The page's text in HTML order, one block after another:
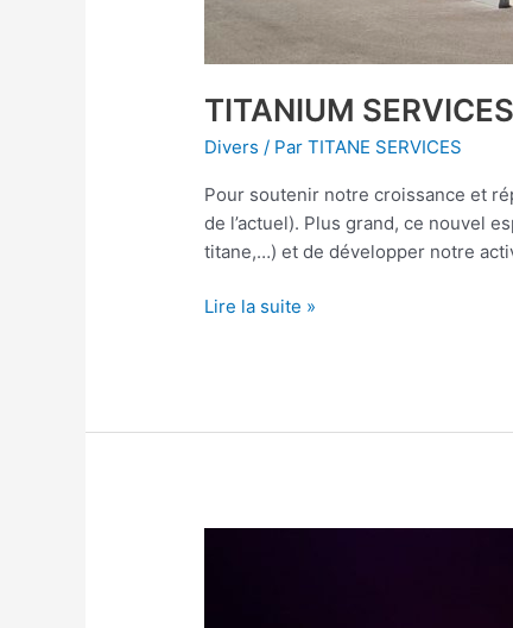
TITANIUM
Divers / ParTITANE SERVICES
Pour soutenir notre croissance et
de l’actuel). Plus grand, ce nouvel
titane,…) et de développer notre
Lire la suite »